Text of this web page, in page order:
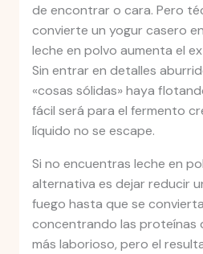
de encontrar o cara. Pero
convierte un yogur casero
leche en polvo aumenta el
Sin entrar en detalles
«cosas sólidas» haya
fácil será para el fermento
líquido no se escape.
Si no encuentras leche en
alternativa es dejar reducir
fuego hasta que se
concentrando las proteínas
más laborioso, pero el